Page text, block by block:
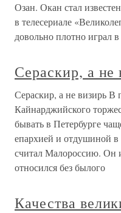
Озан. Окан стал
в телесериале
довольно плотно играл в
Сераскир, а не
Сераскир, а не визирь
Кайнарджийского
бывать в Петербурге
епархией и отдушиной
считал Малороссию. Он
относился без былого
Качества